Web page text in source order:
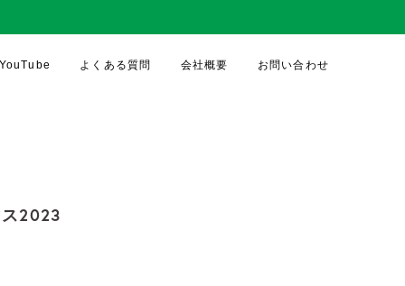
よくある質問 会社概要 お問い合わせ
ス2023